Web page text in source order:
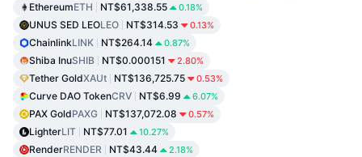
EthereumETH NT$61,338.55 0.18%
UNUS SED LEOLEO NT$314.53 0.13%
ChainlinkLINK NT$264.14 0.87%
Shiba InuSHIB NT$0.000151 2.80%
Tether GoldXAUt NT$136,725.75 0.53%
Curve DAO TokenCRV NT$6.99 6.07%
PAX GoldPAXG NT$137,072.08 0.57%
LighterLIT NT$77.01 10.27%
RenderRENDER NT$43.44 2.18%